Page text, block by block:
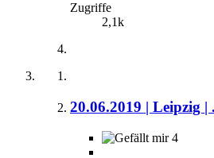
Zugriffe
2,1k
20.06.2019 | Leipzig
4